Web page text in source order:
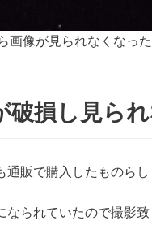
画像が見られなくなっ
破損し見ら
販で購入したものら
られていたので撮影致